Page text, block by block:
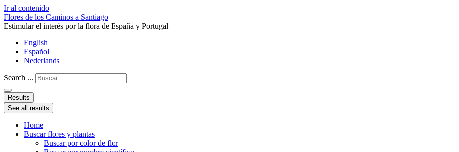
Ir al contenido
Flores de los Caminos a Santiago
Estimular el interés por la flora de España y Portugal
English
Español
Nederlands
Search ...
Results
See all results
Home
Buscar flores y plantas
Buscar por color de flor